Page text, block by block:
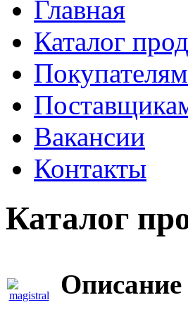
Главная
Каталог
Покупателям
Вакансии
Контакты
Каталог
Описание